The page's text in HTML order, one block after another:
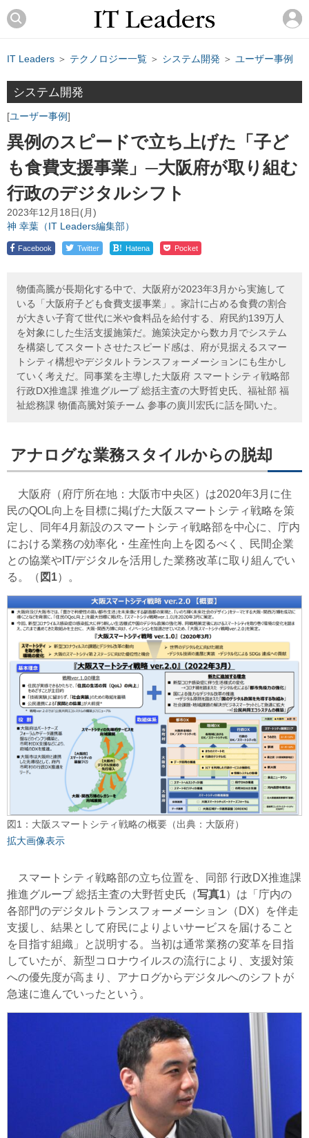
IT Leaders ＞ テクノロジー一覧 ＞ システム開発 ＞ ユーザー事例
システム開発
ユーザー事例
異例のスピードで立ち上げた「子ど
も食費支援事業」─大阪府が取り組む
行政のデジタルシフト
2023年12月18日(月)
神 幸葉（IT Leaders編集部）
Facebook Twitter ! Hatena Pocket
物価高騰が長期化する中で、大阪府が2023年3月から実施して
いる「大阪府子ども食費支援事業」。家計に占める食費の割合
が大きい子育て世代に米や食料品を給付する、府民約139万人
を対象にした生活支援施策だ。施策決定から数カ月でシステム
を構築してスタートさせたスピード感は、府が見据えるスマー
トシティ構想やデジタルトランスフォーメーションにも生かし
ていく考えだ。同事業を主導した大阪府 スマートシティ戦略部
行政DX推進課 推進グループ 総括主査の大野哲史氏、福祉部 福
祉総務課 物価高騰対策チーム 参事の廣川宏氏に話を聞いた。
アナログな業務スタイルからの脱却
大阪府（府庁所在地：大阪市中央区）は2020年3月に住
民のQOL向上を目標に掲げた大阪スマートシティ戦略を策
定し、同年4月新設のスマートシティ戦略部を中心に、庁内
における業務の効率化・生産性向上を図るべく、民間企業
との協業やIT/デジタルを活用した業務改革に取り組んでい
る。（ 図1）。
図1：大阪スマートシティ戦略の概要（出典：大阪府）
拡大画像表示
スマートシティ戦略部の立ち位置を、同部 行政DX推進課
推進グループ 総括主査の大野哲史氏（写真1）は「庁内の
各部門のデジタルトランスフォーメーション（DX）を伴走
支援し、結果として府民によりよいサービスを届けること
を目指す組織」と説明する。当初は通常業務の変革を目指
していたが、新型コロナウイルスの流行により、支援対策
への優先度が高まり、アナログからデジタルへのシフトが
急速に進んでいったという。